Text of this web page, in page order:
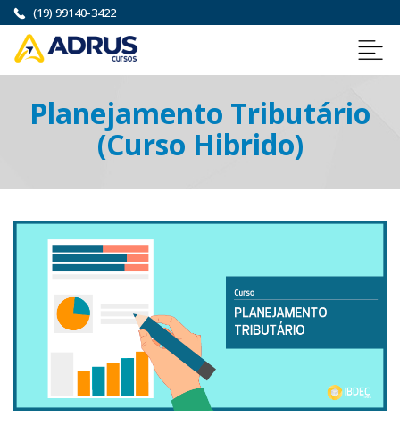
(19) 99140-3422
Planejamento Tributário
(Curso Hibrido)